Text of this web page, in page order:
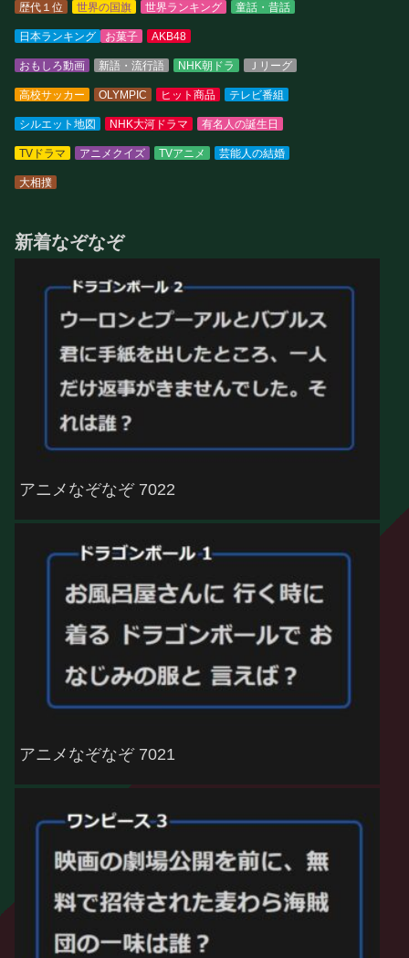
歴代１位 世界の国旗 世界ランキング 童話・昔話
日本ランキング お菓子 AKB48
おもしろ動画 新語・流行語 NHK朝ドラ Ｊリーグ
高校サッカー OLYMPIC ヒット商品 テレビ番組
シルエット地図 NHK大河ドラマ 有名人の誕生日
TVドラマ アニメクイズ TVアニメ 芸能人の結婚
大相撲
新着なぞなぞ
アニメなぞなぞ 7022
アニメなぞなぞ 7021